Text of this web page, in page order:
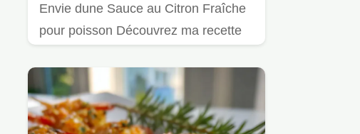
Envie dune Sauce au Citron Fraîche
pour poisson Découvrez ma recette